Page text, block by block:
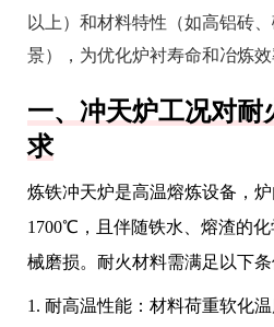
以上）和材料特性（如高铝砖
景），为优化炉衬寿命和冶炼效
一、冲天炉工况对耐
求
炼铁冲天炉是高温熔炼设备，
1700℃，且伴随铁水、熔渣的
械磨损。耐火材料需满足以下条
1. 耐高温性能：材料荷重软化